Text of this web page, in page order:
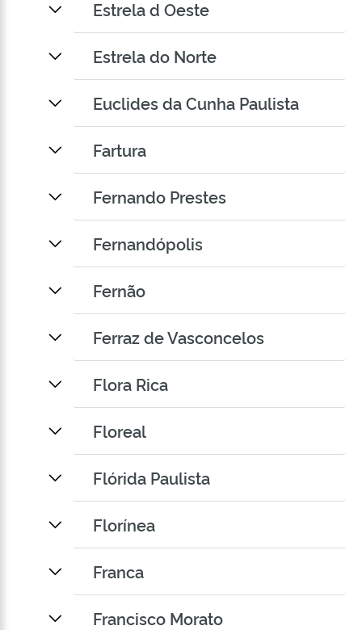
Estrela d Oeste
Estrela do Norte
Euclides da Cunha Paulista
Fartura
Fernando Prestes
Fernandópolis
Fernão
Ferraz de Vasconcelos
Flora Rica
Floreal
Flórida Paulista
Florínea
Franca
Francisco Morato